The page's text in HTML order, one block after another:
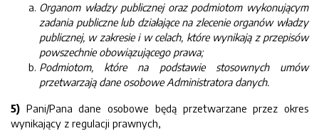
Organom władzy publicznej oraz podmiotom wykonującym
zadania publiczne lub działające na zlecenie organów władzy
publicznej, w zakresie i w celach, które wynikają z przepisów
powszechnie obowiązującego prawa;
Podmiotom, które na podstawie stosownych umów
przetwarzają dane osobowe Administratora danych.
5) Pani/Pana dane osobowe będą przetwarzane przez okres
wynikający z regulacji prawnych,